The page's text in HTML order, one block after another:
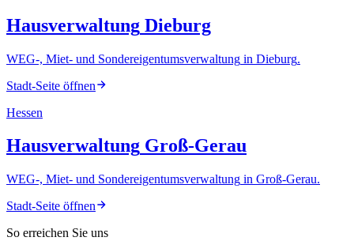
Hausverwaltung Dieburg
WEG-, Miet- und Sondereigentumsverwaltung in Dieburg.
Stadt-Seite öffnen
Hessen
Hausverwaltung Groß-Gerau
WEG-, Miet- und Sondereigentumsverwaltung in Groß-Gerau.
Stadt-Seite öffnen
So erreichen Sie uns